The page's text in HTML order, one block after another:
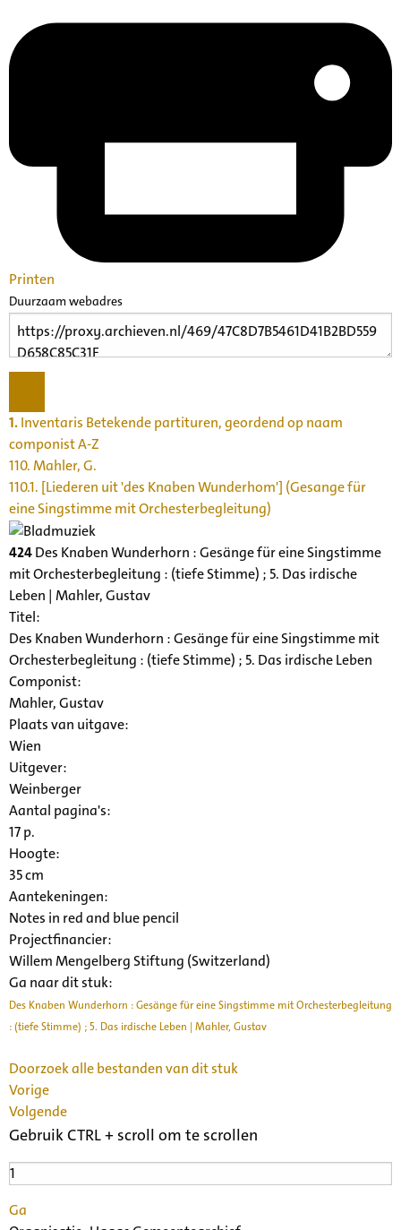
Printen
Duurzaam webadres
1.Inventaris Betekende partituren, geordend op naam
componist A-Z
110. Mahler, G.
110.1. [Liederen uit 'des Knaben Wunderhom'] (Gesange für
eine Singstimme mit Orchesterbegleitung)
424Des Knaben Wunderhorn : Gesänge für eine Singstimme
mit Orchesterbegleitung : (tiefe Stimme) ; 5. Das irdische
Leben | Mahler, Gustav
Titel:
Des Knaben Wunderhorn : Gesänge für eine Singstimme mit
Orchesterbegleitung : (tiefe Stimme) ; 5. Das irdische Leben
Componist:
Mahler, Gustav
Plaats van uitgave:
Wien
Uitgever:
Weinberger
Aantal pagina's:
17 p.
Hoogte:
35 cm
Aantekeningen:
Notes in red and blue pencil
Projectfinancier:
Willem Mengelberg Stiftung (Switzerland)
Ga naar dit stuk:
Des Knaben Wunderhorn : Gesänge für eine Singstimme mit Orchesterbegleitung
: (tiefe Stimme) ; 5. Das irdische Leben | Mahler, Gustav
Doorzoek alle bestanden van dit stuk
Vorige
Volgende
Gebruik CTRL + scroll om te scrollen
Ga